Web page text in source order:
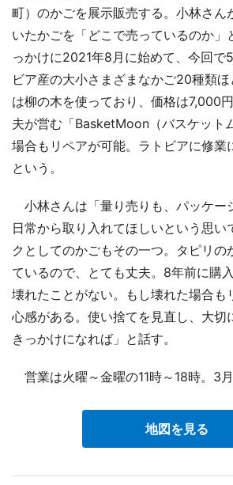
町）のかごを展示販売する。小林さん
いたかごを「どこで売っているのか」
っかけに2021年8月に始めて、今回で
ビア産の大小さまざまなかご20種類
は柳の木を使っており、価格は7,000
夫が営む「BasketMoon（バスケット
場合もリペアが可能。ラトビアに修業
という。
小林さんは「量り売りも、パッケー
日常から取り入れてほしいという思い
クとしてのかごもその一つ。タピリの
ているので、とても丈夫。8年前に購
壊れたことがない。もし壊れた場合も
心感がある。使い捨てを見直し、大切
きっかけになれば」と話す。
営業は火曜～金曜の11時～18時。3月
地図を見る